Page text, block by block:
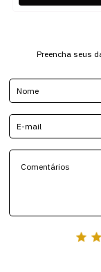
Preencha seus